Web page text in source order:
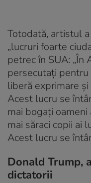
Totodată, artistul
„lucruri foarte
petrec în SUA: „În
persecutați
liberă exprimare
Acest lucru se
mai bogați oameni
mai săraci copii ai
Acest lucru se
Donald Trump,
dictatorii